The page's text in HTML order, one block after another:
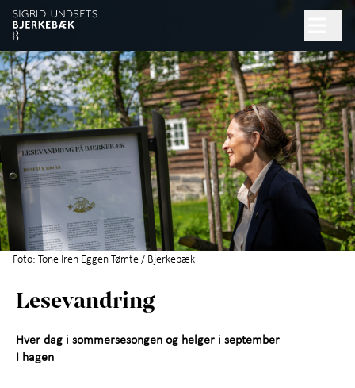
Hopp til hovedinnhold
Søk
Åpent kl. 10.00–17.00
Billetter
Planlegg besøk +
Hva skjer?
Opplevelser +
Om Sigrid Undset
Artikler om Sigrid Undset
Foto: Tone Iren Eggen Tømte / Bjerkebæk
Lesevandring
Hver dag i sommersesongen og helger i september
I hagen